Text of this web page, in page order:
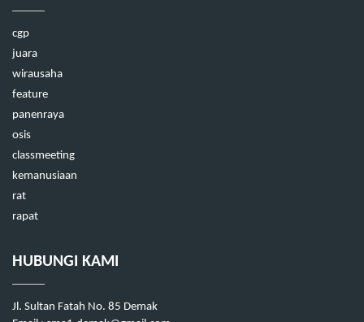
cgp
juara
wirausaha
feature
panenraya
osis
classmeeting
kemanusiaan
rat
rapat
HUBUNGI KAMI
Jl. Sultan Fatah No. 85 Demak